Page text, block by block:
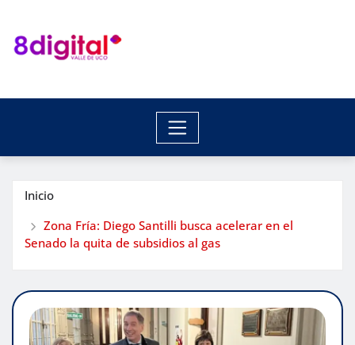
contenido
Inicio
Zona Fría: Diego Santilli busca acelerar en el
Senado la quita de subsidios al gas